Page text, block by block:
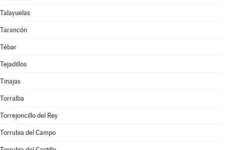
Talayuelas
Tarancón
Tébar
Tejadillos
Tinajas
Torralba
Torrejoncillo del Rey
Torrubia del Campo